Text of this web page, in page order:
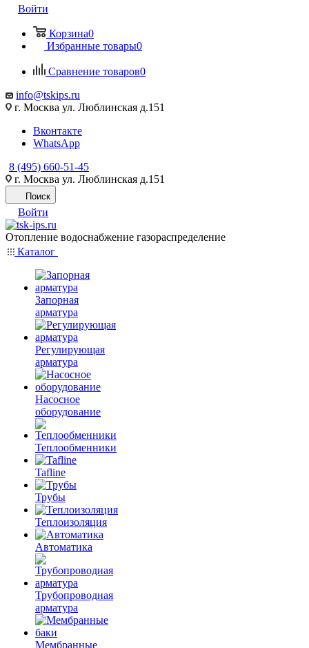
Войти
Корзина0
Избранные товары0
Сравнение товаров0
info@tskips.ru
г. Москва ул. Люблинская д.151
Вконтакте
WhatsApp
8 (495) 660-51-45
г. Москва ул. Люблинская д.151
Поиск
Войти
Отопление водоснабжение газораспределение
Каталог
Запорная
арматура
Регулирующая
арматура
Насосное
оборудование
Теплообменники
Tafline
Трубы
Теплоизоляция
Автоматика
Трубопроводная
арматура
Мембранные